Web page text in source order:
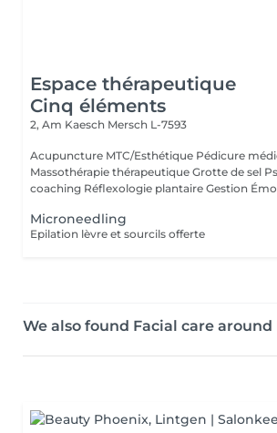
Espace thérapeutique
Cinq éléments
2, Am Kaesch Mersch L-7593
Acupuncture MTC/Esthétique Pédicure
Massothérapie thérapeutique Grotte de sel
coaching Réflexologie plantaire Gestion
Microneedling
Epilation lèvre et sourcils offerte
We also found Facial care around